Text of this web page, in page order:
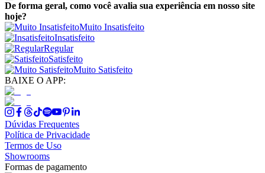
De forma geral, como você avalia sua experiência em nosso site
hoje?
Muito Insatisfeito
Insatisfeito
Regular
Satisfeito
Muito Satisfeito
BAIXE O APP:
Dúvidas Frequentes
Política de Privacidade
Termos de Uso
Showrooms
Formas de pagamento